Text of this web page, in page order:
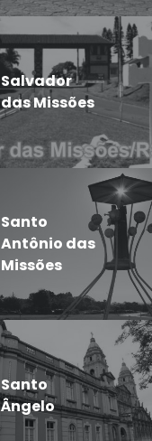
Salvador
das Missões
Santo
Antônio das
Missões
Santo
Ângelo